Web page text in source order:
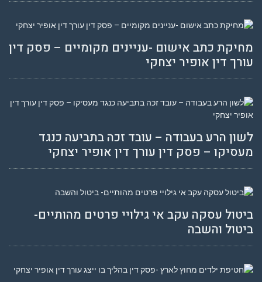
מחיקת כתב אישום -עניינים מקומיים – פסק דין
עורך דין אופיר יצחקי
לשון הרע בעבודה – עובד זכה בתביעה כנגד
מעסיקו – פסק דין עורך דין אופיר יצחקי
ביטול עסקה עקב אי גילויי פרטים מהותיים-
ביטול והשבה